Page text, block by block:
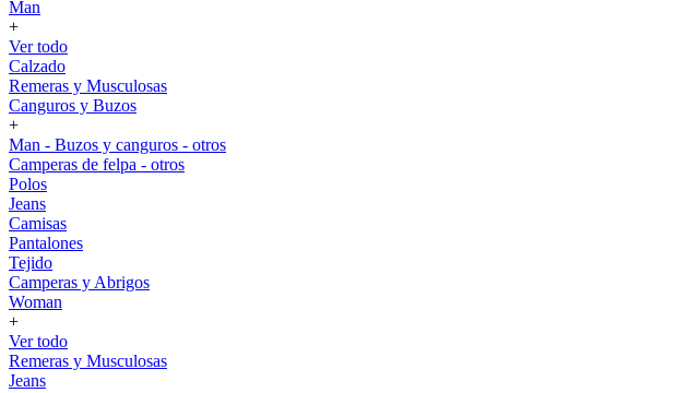
Man
+
Ver todo
Calzado
Remeras y Musculosas
Canguros y Buzos
+
Man - Buzos y canguros - otros
Camperas de felpa - otros
Polos
Jeans
Camisas
Pantalones
Tejido
Camperas y Abrigos
Woman
+
Ver todo
Remeras y Musculosas
Jeans